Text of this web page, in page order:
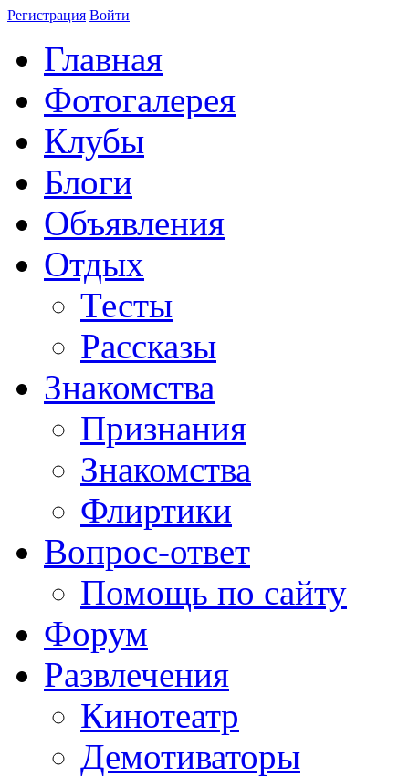
Регистрация Войти
Главная
Фотогалерея
Клубы
Блоги
Объявления
Отдых
Тесты
Рассказы
Знакомства
Признания
Знакомства
Флиртики
Вопрос-ответ
Помощь по сайту
Форум
Развлечения
Кинотеатр
Демотиваторы